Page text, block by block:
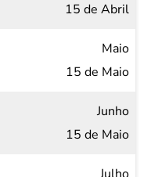
15 de Abril
Maio
15 de Maio
Junho
15 de Maio